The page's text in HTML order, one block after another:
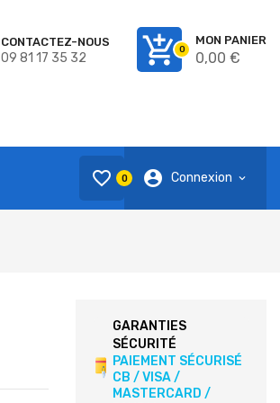
add_shopping_cart0
MON PANIER
0,00 €
CONTACTEZ-NOUS
09 81 17 35 32
account_circle Connexion
favorite_border 0
GARANTIES
SÉCURITÉ
PAIEMENT SÉCURISÉ
CB / VISA /
MASTERCARD /